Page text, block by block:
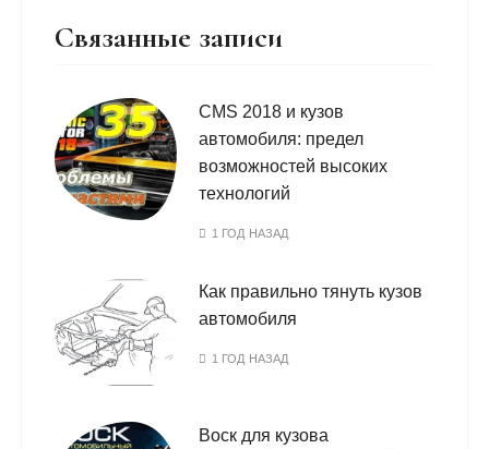
Связанные записи
CMS 2018 и кузов
автомобиля: предел
возможностей высоких
технологий
1 ГОД НАЗАД
Как правильно тянуть кузов
автомобиля
1 ГОД НАЗАД
Воск для кузова